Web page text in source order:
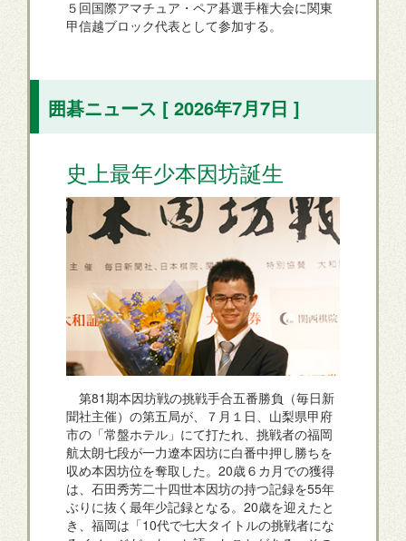
５回国際アマチュア・ペア碁選手権大会に関東
甲信越ブロック代表として参加する。
囲碁ニュース [ 2026年7月7日 ]
史上最年少本因坊誕生
第81期本因坊戦の挑戦手合五番勝負（毎日新
聞社主催）の第五局が、７月１日、山梨県甲府
市の「常盤ホテル」にて打たれ、挑戦者の福岡
航太朗七段が一力遼本因坊に白番中押し勝ちを
収め本因坊位を奪取した。20歳６カ月での獲得
は、石田秀芳二十四世本因坊の持つ記録を55年
ぶりに抜く最年少記録となる。20歳を迎えたと
き、福岡は「10代で七大タイトルの挑戦者にな